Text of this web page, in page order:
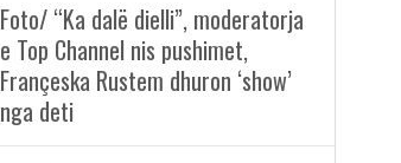
Foto/ “Ka dalë dielli”, moderatorja
e Top Channel nis pushimet,
Françeska Rustem dhuron ‘show’
nga deti